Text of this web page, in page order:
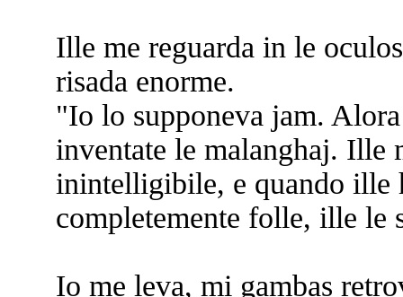
Ille me reguarda in le
risada enorme.
"Io lo supponeva jam.
inventate le malanghaj. Ille
inintelligibile, e quando ille
completemente folle, ille le
Io me leva, mi gambas